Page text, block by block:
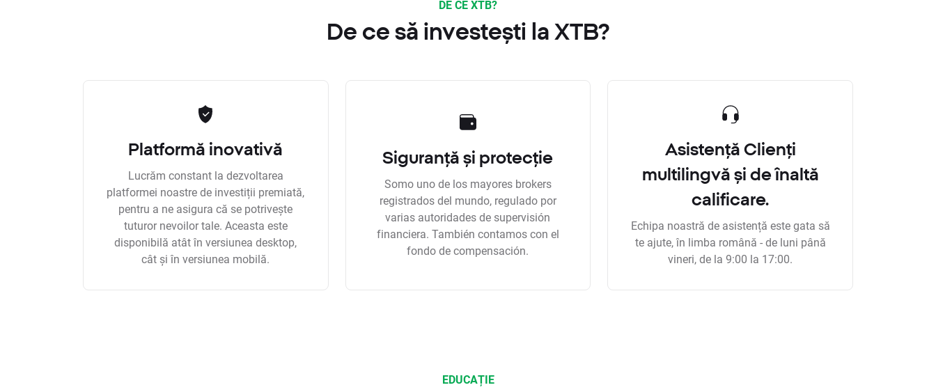
DE CE XTB?
De ce să investești la XTB?
Platformă inovativă
Lucrăm constant la dezvoltarea
platformei noastre de investiții premiată,
pentru a ne asigura că se potrivește
tuturor nevoilor tale. Aceasta este
disponibilă atât în versiunea desktop,
cât și în versiunea mobilă.
Siguranță și protecție
Somo uno de los mayores brokers
registrados del mundo, regulado por
varias autoridades de supervisión
financiera. También contamos con el
fondo de compensación.
Asistență Clienți
multilingvă și de înaltă
calificare.
Echipa noastră de asistență este gata să
te ajute, în limba română - de luni până
vineri, de la 9:00 la 17:00.
EDUCAȚIE